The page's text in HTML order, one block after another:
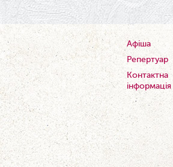
Афіша
Репертуар
Контактна
інформація